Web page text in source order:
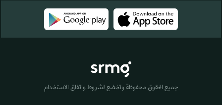
جميع الحقوق محفوظة وتخضع لشروط واتفاق الاستخدام